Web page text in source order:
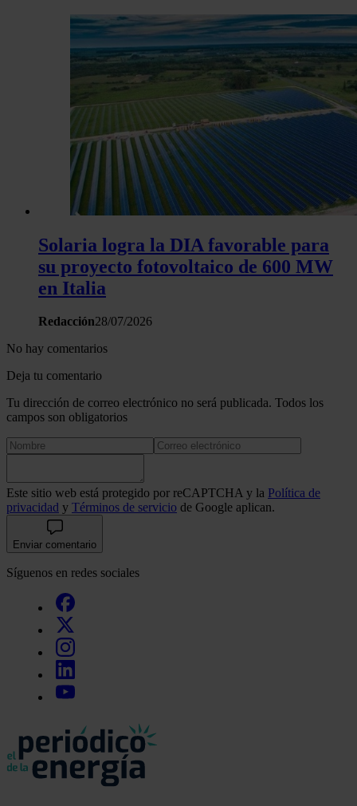
Solaria logra la DIA favorable para
su proyecto fotovoltaico de 600 MW
en Italia
Redacción28/07/2026
No hay comentarios
Deja tu comentario
Tu dirección de correo electrónico no será publicada. Todos los
campos son obligatorios
Este sitio web está protegido por reCAPTCHA y la Política de
privacidad y Términos de servicio de Google aplican.
Enviar comentario
Síguenos en redes sociales